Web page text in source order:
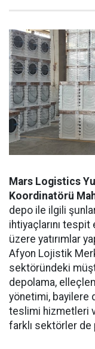
Mars Logistics
Koordinatörü
depo ile ilgili
ihtiyaçlarını
üzere yatırımlar
Afyon Lojistik
sektöründeki
depolama,
yönetimi, bayilere
teslimi hizmetleri
farklı sektörler de